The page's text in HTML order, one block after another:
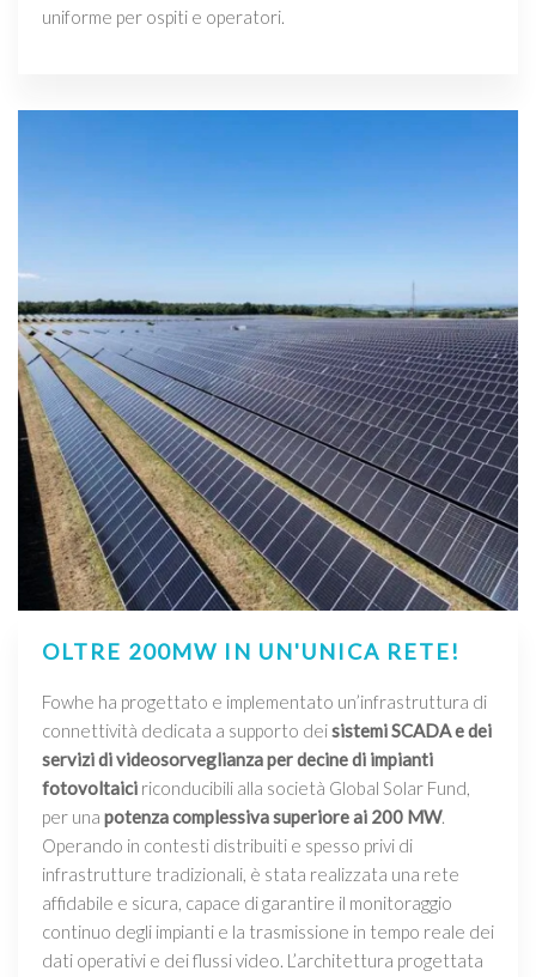
uniforme per ospiti e operatori.
OLTRE 200MW IN UN'UNICA RETE!
Fowhe ha progettato e implementato un’infrastruttura di
connettività dedicata a supporto deisistemi SCADA e dei
servizi di videosorveglianza per decine di impianti
fotovoltaici riconducibili alla società Global Solar Fund,
per una potenza complessiva superiore ai 200 MW.
Operando in contesti distribuiti e spesso privi di
infrastrutture tradizionali, è stata realizzata una rete
affidabile e sicura, capace di garantire il monitoraggio
continuo degli impianti e la trasmissione in tempo reale dei
dati operativi e dei flussi video. L’architettura progettata